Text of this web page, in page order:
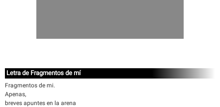
Letra de Fragmentos de mí
Fragmentos de mi.
Apenas,
breves apuntes en la arena